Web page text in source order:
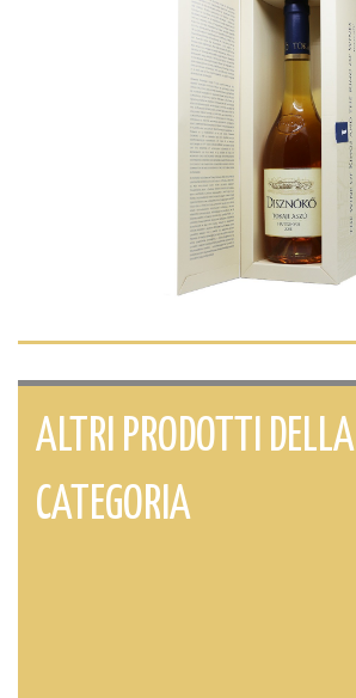
ALTRI PRODOTTI DELLA
CATEGORIA